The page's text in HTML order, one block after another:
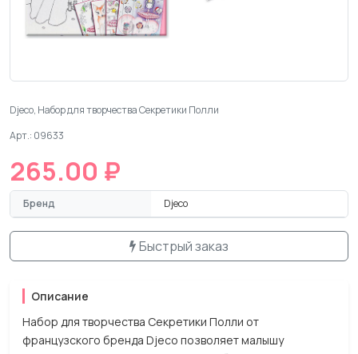
Djeco, Набор для творчества Секретики Полли
Арт.: 09633
265.00 ₽
Бренд Djeco
Быстрый заказ
Описание
Набор для творчества Секретики Полли от
французского бренда Djeco позволяет малышу